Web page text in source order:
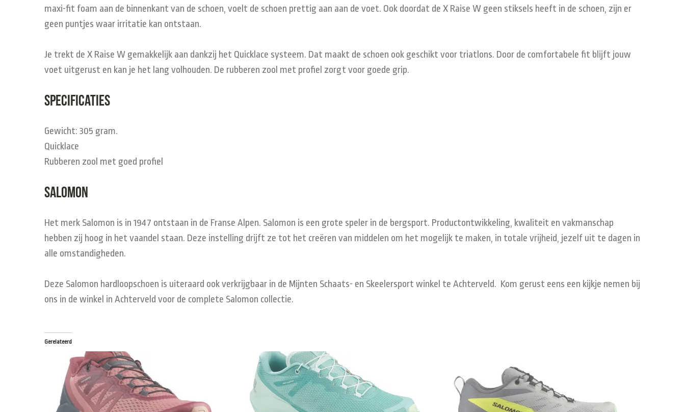
maxi-fit foam aan de binnenkant van de schoen, voelt de schoen prettig aan aan de voet. Ook doordat de X Raise W geen stiksels heeft in de schoen, zijn er
geen puntjes waar irritatie kan ontstaan.
Je trekt de X Raise W gemakkelijk aan dankzij het Quicklace systeem. Dat maakt de schoen ook geschikt voor triatlons. Door de comfortabele fit blijft jouw
voet uitgerust en kan je het lang volhouden. De rubberen zool met profiel zorgt voor goede grip.
Specificaties
Gewicht: 305 gram.
Quicklace
Rubberen zool met goed profiel
Salomon
Het merk Salomon is in 1947 ontstaan in de Franse Alpen. Salomon is een grote speler in de bergsport. Productontwikkeling, kwaliteit en vakmanschap
hebben zij hoog in het vaandel staan. Deze instelling drijft ze tot het creëren van middelen om het mogelijk te maken, in totale vrijheid, jezelf uit te dagen in
alle omstandigheden.
Deze Salomon hardloopschoen is uiteraard ook verkrijgbaar in de Mijnten Schaats- en Skeelersport winkel te Achterveld. Kom gerust eens een kijkje nemen bij
ons in de winkel in Achterveld voor de complete Salomon collectie.
Gerelateerd